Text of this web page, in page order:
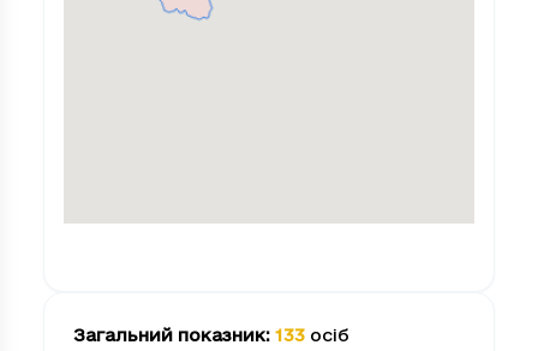
Загальний показник: 133 осіб